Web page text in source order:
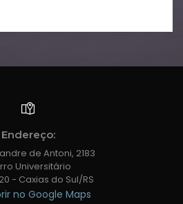
Endereço:
de Antoni, 2183
Universitário
- Caxias do Sul/RS
no Google Maps